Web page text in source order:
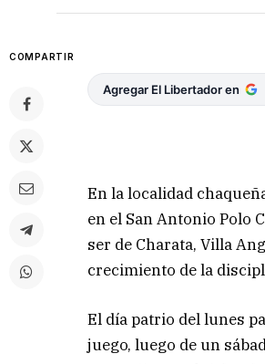
COMPARTIR
Agregar El Libertador en
En la localidad
en el San Antonio Polo
ser de Charata, Villa
crecimiento de la
El día patrio del lunes
juego, luego de un